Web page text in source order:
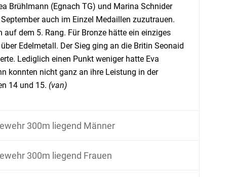
Brühlmann (Egnach TG) und Marina Schnider
auch im Einzel Medaillen zuzutrauen.
dem 5. Rang. Für Bronze hätte ein einziges
Edelmetall. Der Sieg ging an die Britin Seonaid
Lediglich einen Punkt weniger hatte Eva
konnten nicht ganz an ihre Leistung in der
14 und 15. (van)
300m liegend Männer
300m liegend Frauen